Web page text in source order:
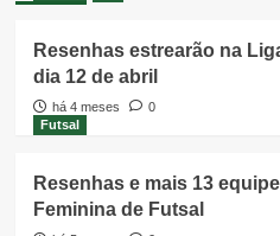
Resenhas estrearão na
dia 12 de abril
há 4 meses
0
Futsal
Resenhas e mais 13
Feminina de Futsal